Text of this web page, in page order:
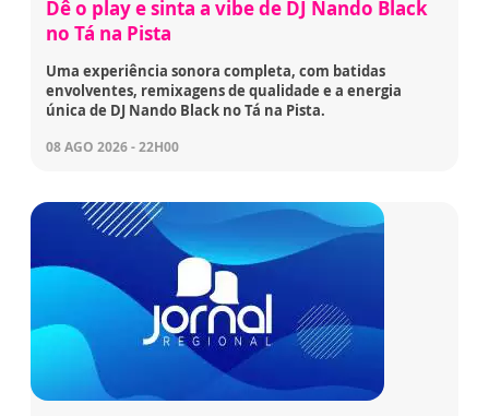
Dê o play e sinta a vibe de DJ Nando Black
no Tá na Pista
Uma experiência sonora completa, com batidas
envolventes, remixagens de qualidade e a energia
única de DJ Nando Black no Tá na Pista.
08 AGO 2026 - 22H00